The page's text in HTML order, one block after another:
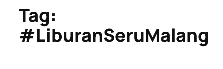
Tag:
#LiburanSeruMalang